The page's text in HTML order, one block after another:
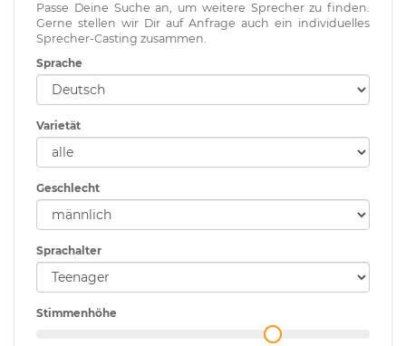
Passe Deine Suche an, um weitere Sprecher zu finden.
Gerne stellen wir Dir auf Anfrage auch ein individuelles
Sprecher-Casting zusammen.
Sprache
Varietät
Geschlecht
Sprachalter
Stimmenhöhe